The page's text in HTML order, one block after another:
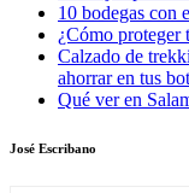
10 bodegas con
¿Cómo proteger
Calzado de
ahorrar en tus
Qué ver en
José Escribano